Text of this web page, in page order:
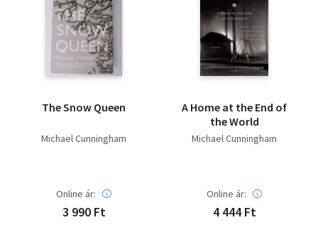
The Snow Queen
Michael Cunningham
Online ár:
3 990 Ft
A Home at the End of
the World
Michael Cunningham
Online ár:
4 444 Ft